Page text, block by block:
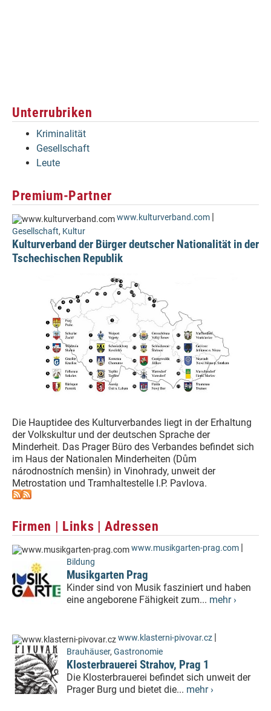
Unterrubriken
Kriminalität
Gesellschaft
Leute
Premium-Partner
www.kulturverband.com |
Gesellschaft, Kultur
Kulturverband der Bürger deutscher Nationalität in der
Tschechischen Republik
Die Hauptidee des Kulturverbandes liegt in der Erhaltung
der Volkskultur und der deutschen Sprache der
Minderheit. Das Prager Büro des Verbandes befindet sich
im Haus der Nationalen Minderheiten (Dům
národnostních menšin) in Vinohrady, unweit der
Metrostation und Tramhaltestelle I.P. Pavlova.
Firmen | Links | Adressen
www.musikgarten-prag.com
Bildung
Musikgarten Prag
Kinder sind von Musik fasziniert und haben
eine angeborene Fähigkeit zum... mehr ›
www.klasterni-pivovar.cz
Brauhäuser, Gastronomie
Klosterbrauerei Strahov, Prag 1
Die Klosterbrauerei befindet sich unweit der
Prager Burg und bietet die... mehr ›